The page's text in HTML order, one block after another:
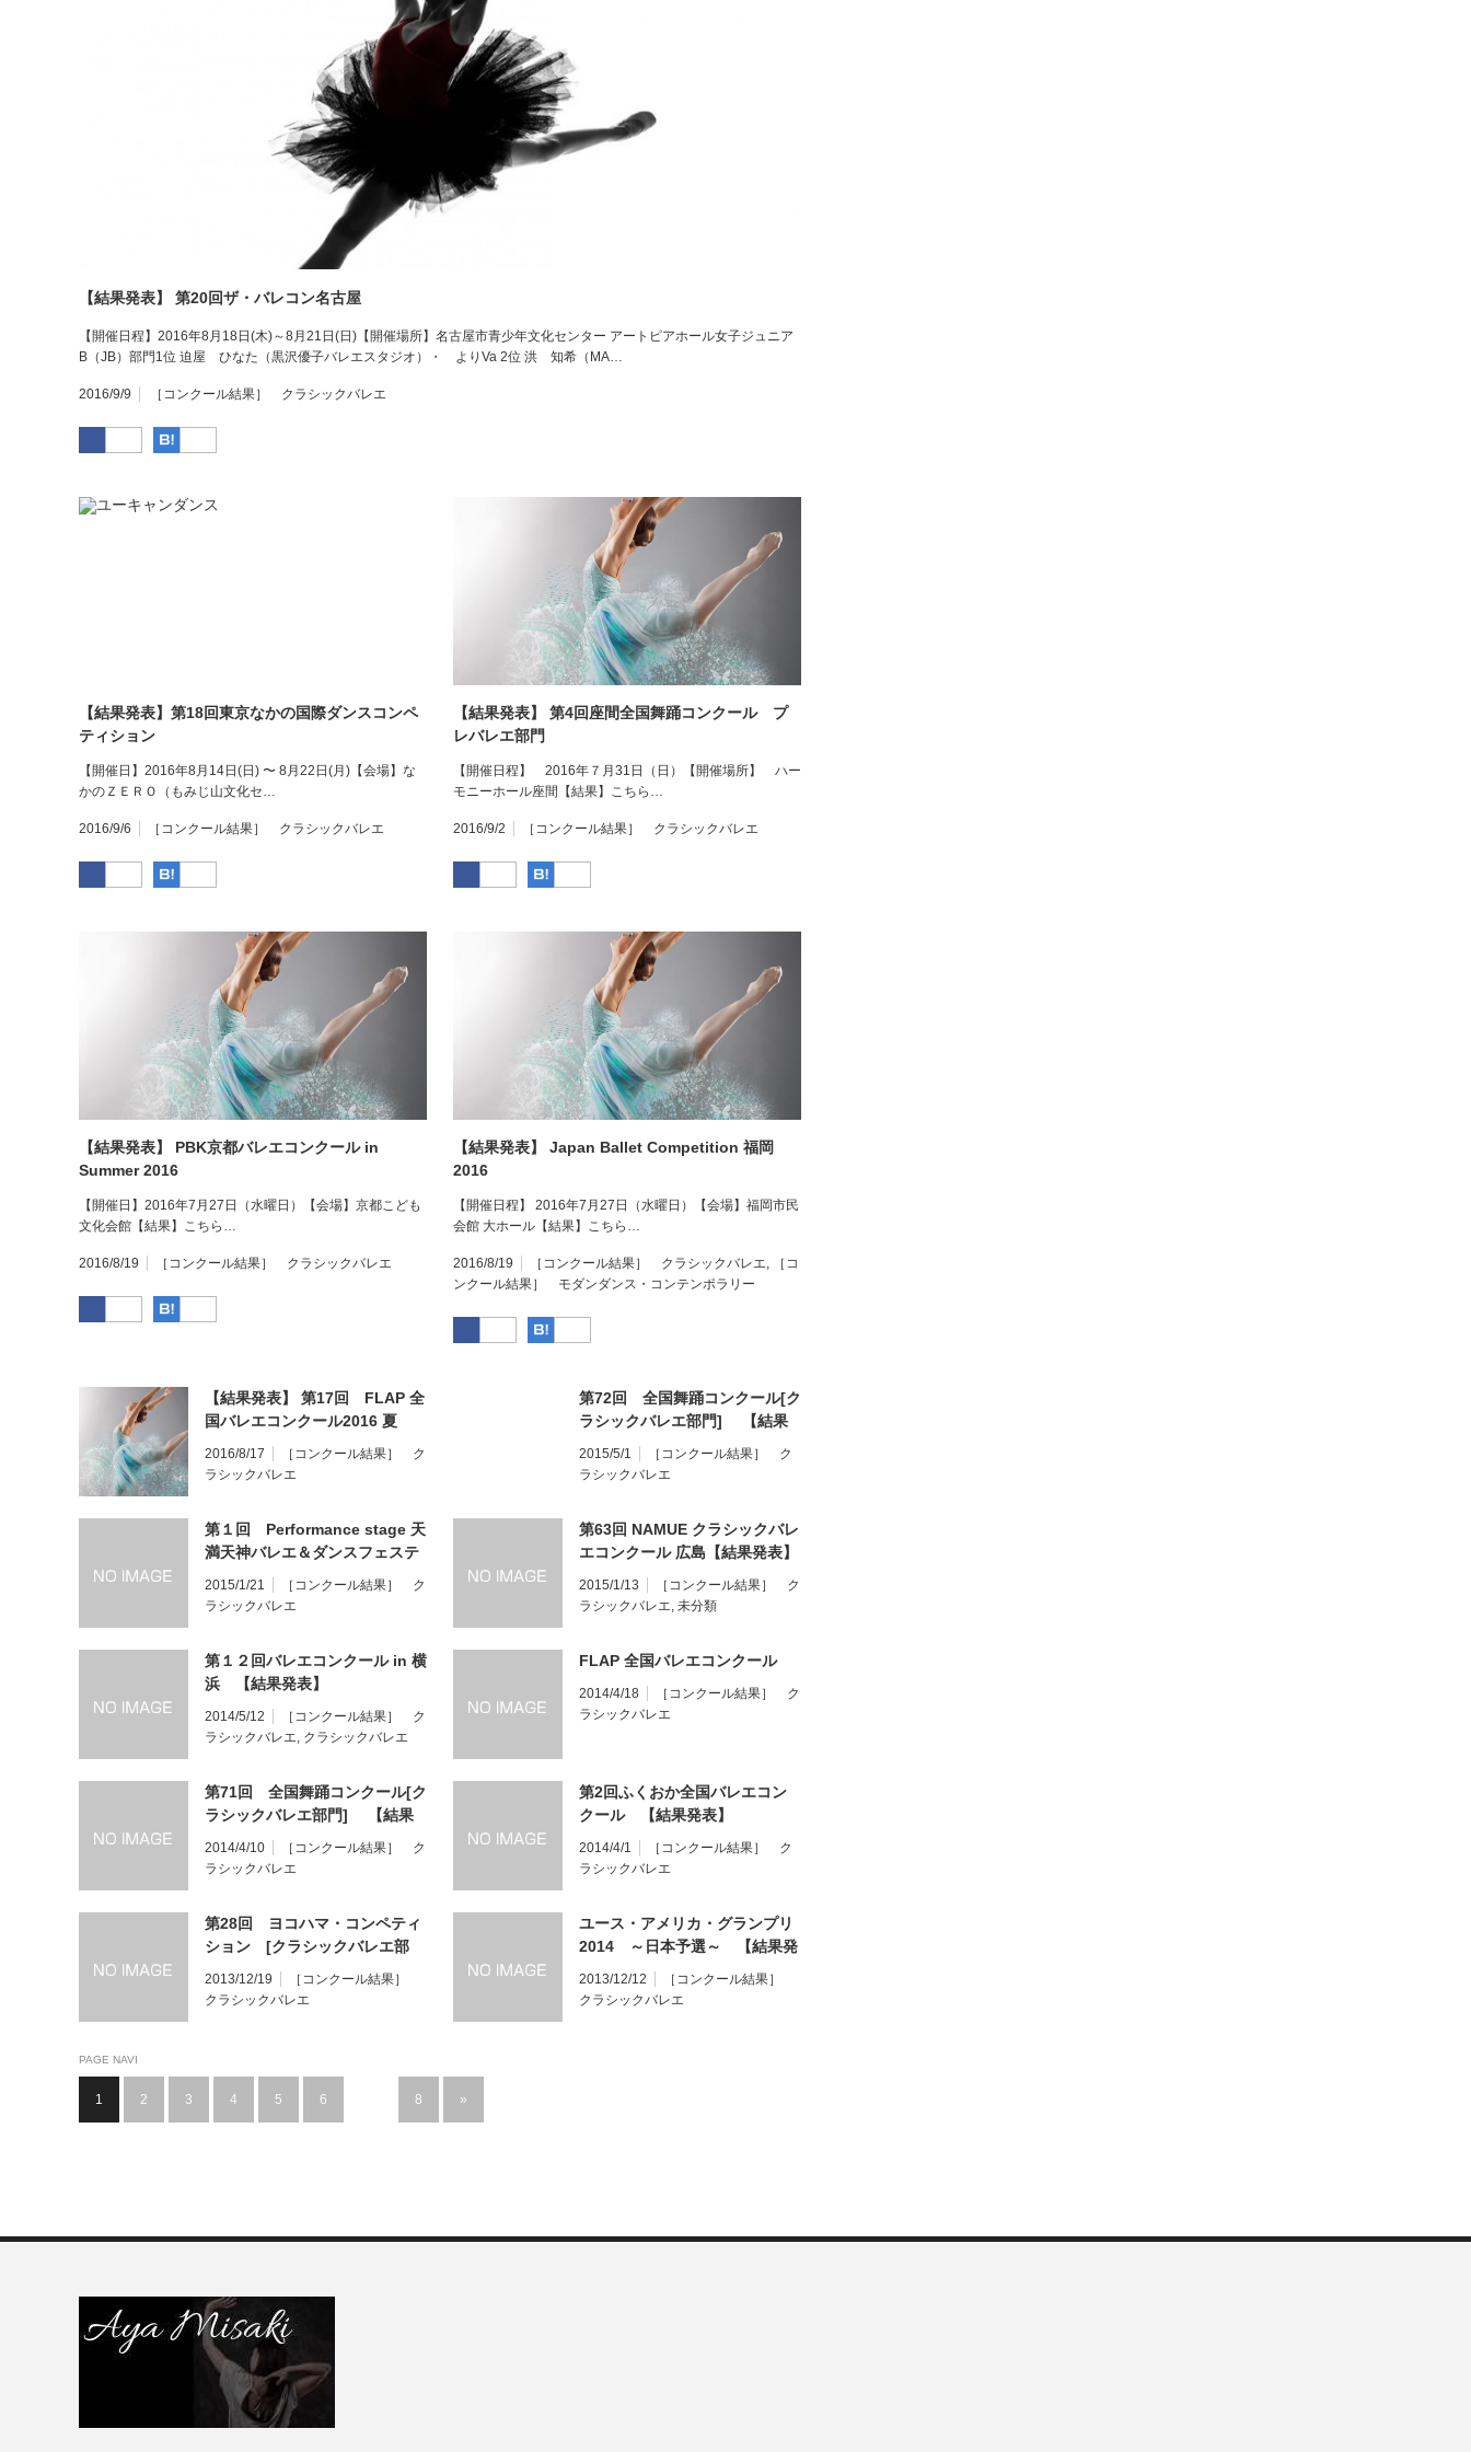
【結果発表】 第20回ザ・バレコン名古屋
【開催日程】2016年8月18日(木)～8月21日(日)【開催場所】名古屋市青少年文化センター アートピアホール女子ジュニア
B（JB）部門1位 迫屋 ひなた（黒沢優子バレエスタジオ）・ よりVa 2位 洪 知希（MA…
2016/9/9 ［コンクール結果］ クラシックバレエ
Facebook
【結果発表】第18回東京なかの国際ダンスコンペ
ティション
【開催日】2016年8月14日(日) 〜 8月22日(月)【会場】な
かのＺＥＲＯ（もみじ山文化セ…
2016/9/6 ［コンクール結果］ クラシックバレエ
Facebook
【結果発表】 第4回座間全国舞踊コンクール プ
レバレエ部門
【開催日程】 2016年７月31日（日）【開催場所】 ハー
モニーホール座間【結果】こちら…
2016/9/2 ［コンクール結果］ クラシックバレエ
Facebook
【結果発表】 PBK京都バレエコンクール in
Summer 2016
【開催日】2016年7月27日（水曜日）【会場】京都こども
文化会館【結果】こちら…
2016/8/19 ［コンクール結果］ クラシックバレエ
Facebook
【結果発表】 Japan Ballet Competition 福岡
2016
【開催日程】 2016年7月27日（水曜日）【会場】福岡市民
会館 大ホール【結果】こちら…
2016/8/19 ［コンクール結果］ クラシックバレエ,
［コ
ンクール結果］ モダンダンス・コンテンポラリー
Facebook
【結果発表】 第17回 FLAP 全
国バレエコンクール2016 夏
2016/8/17
［コンクール結果］ ク
ラシックバレエ
第72回 全国舞踊コンクール[ク
ラシックバレエ部門] 【結果
2015/5/1
［コンクール結果］ ク
ラシックバレエ
第１回 Performance stage 天
満天神バレエ＆ダンスフェステ
ィバル2015 福岡公演【結果発
表】
2015/1/21
［コンクール結果］ ク
ラシックバレエ
第63回 NAMUE クラシックバレ
エコンクール 広島【結果発表】
2015/1/13
［コンクール結果］ ク
ラシックバレエ, 未分類
第１２回バレエコンクール in 横
浜 【結果発表】
2014/5/12
［コンクール結果］ ク
ラシックバレエ, クラシックバレエ
FLAP 全国バレエコンクール
2014/4/18
［コンクール結果］ ク
ラシックバレエ
第71回 全国舞踊コンクール[ク
ラシックバレエ部門] 【結果
2014/4/10
［コンクール結果］ ク
ラシックバレエ
第2回ふくおか全国バレエコン
クール 【結果発表】
2014/4/1
［コンクール結果］ ク
ラシックバレエ
第28回 ヨコハマ・コンペティ
ション [クラシックバレエ部
門] 【結果発表】
2013/12/19
［コンクール結果］
クラシックバレエ
ユース・アメリカ・グランプリ
2014 ～日本予選～ 【結果発
2013/12/12
［コンクール結果］
クラシックバレエ
PAGE NAVI
1 2 3 4 5 6 8 »